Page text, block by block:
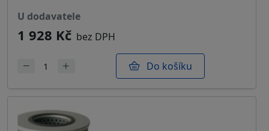
u dodavatele
1 928 Kč bez DPH
Do košíku